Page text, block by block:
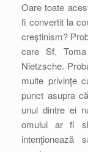
Oare toate
fi convertit la
creştinism?
care Sf.
Nietzsche.
multe privinţe
punct asupra
unul dintre ei
omului ar fi
intenţionează